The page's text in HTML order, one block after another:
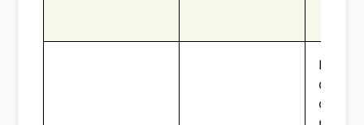
La
décrit